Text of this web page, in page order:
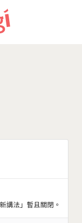
講法」暫且關閉。